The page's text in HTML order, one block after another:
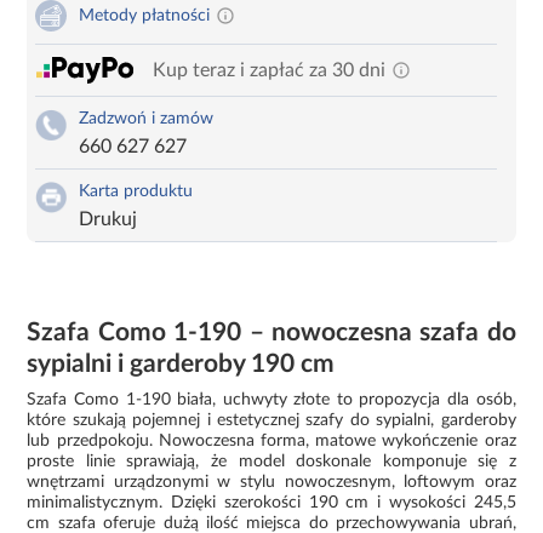
Metody płatności
Kup teraz i zapłać za 30 dni
Zadzwoń i zamów
660 627 627
Karta produktu
Drukuj
Szafa Como 1-190 – nowoczesna szafa do
sypialni i garderoby 190 cm
Szafa Como 1-190 biała, uchwyty złote to propozycja dla osób,
które szukają pojemnej i estetycznej szafy do sypialni, garderoby
lub przedpokoju. Nowoczesna forma, matowe wykończenie oraz
proste linie sprawiają, że model doskonale komponuje się z
wnętrzami urządzonymi w stylu nowoczesnym, loftowym oraz
minimalistycznym. Dzięki szerokości 190 cm i wysokości 245,5
cm szafa oferuje dużą ilość miejsca do przechowywania ubrań,